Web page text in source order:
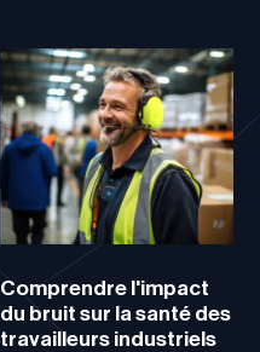
Comprendre l'impact
du bruit sur la santé des
travailleurs industriels